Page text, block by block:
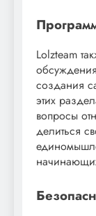
Lolzteam
создания
этих
вопросы
делиться